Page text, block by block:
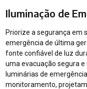
Iluminação de
Priorize a segurança em
emergência de última
fonte confiável de luz
uma evacuação segura
luminárias de
monitoramento,